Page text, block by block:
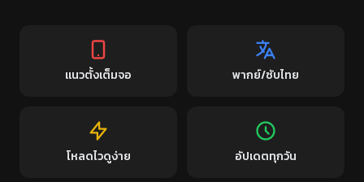
แนวตั้งเต็มจอ พากย์/ซับไทย
โหลดไวดูง่าย อัปเดตทุกวัน